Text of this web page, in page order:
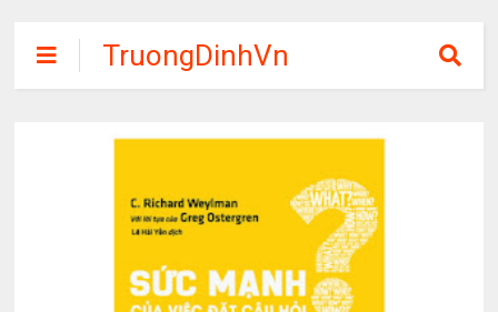
TruongDinhVn
Chia sẽ ebook,
tập miễn phí